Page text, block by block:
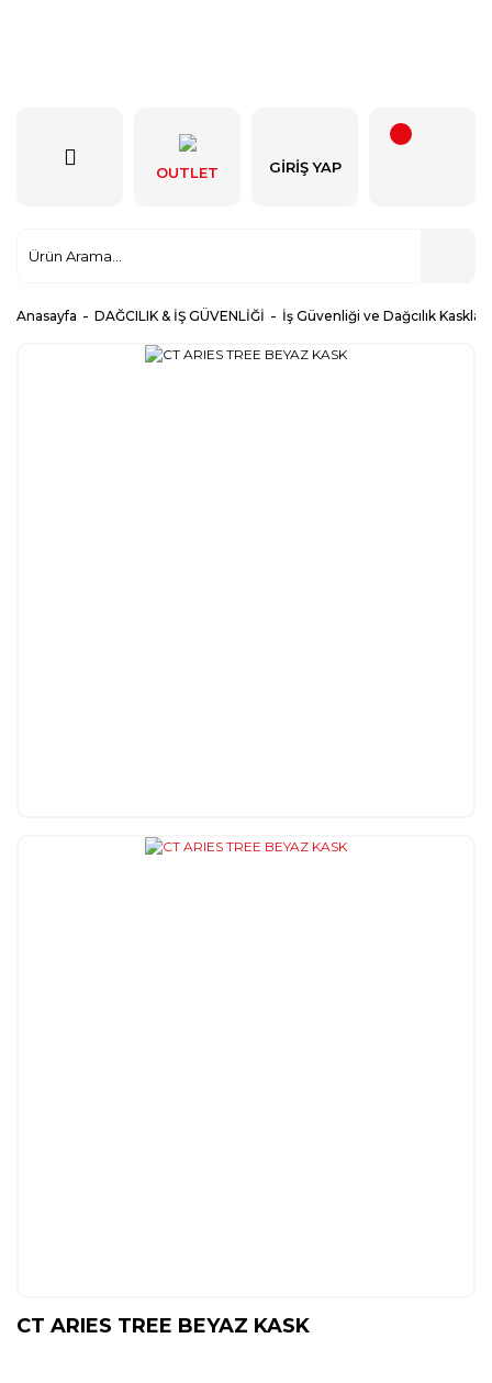
OUTLET GIRIŞ YAP
Anasayfa DAĞCILIK & İŞ GÜVENLİĞİ İş Güvenliği ve Dağcılık Kaskları
CT ARIES TREE BEYAZ KASK